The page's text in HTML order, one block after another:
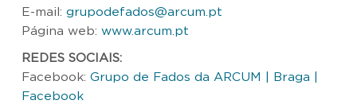
E-mail: grupodefados@arcum.pt
Página web: www.arcum.pt
REDES SOCIAIS:
Facebook: Grupo de Fados da ARCUM | Braga |
Facebook